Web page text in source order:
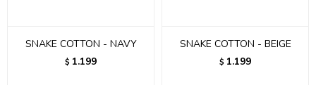
SNAKE COTTON - NAVY
$ 1.199
SNAKE COTTON - BEIGE
$ 1.199